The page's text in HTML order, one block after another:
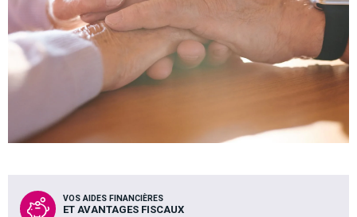
VOS AIDES FINANCIÈRES
ET AVANTAGES FISCAUX